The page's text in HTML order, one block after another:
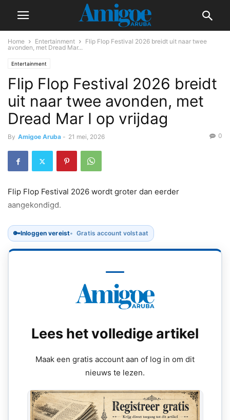
Home Entertainment
Flip Flop Festival 2026 breidt uit naar twee
avonden, met Dread Mar...
Entertainment
Flip Flop Festival 2026 breidt
uit naar twee avonden, met
Dread Mar I op vrijdag
By Amigoe Aruba - 21 mei, 2026 0
Flip Flop Festival 2026 wordt groter dan eerder
aangekondigd.
🔑Inloggen vereist Gratis account volstaat
Lees het volledige artikel
Maak een gratis account aan of log in om dit
nieuws te lezen.